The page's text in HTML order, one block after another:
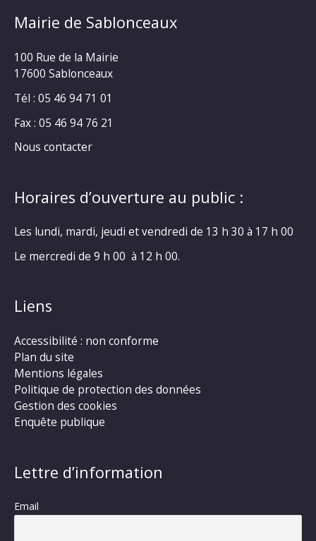
Mairie de Sablonceaux
100 Rue de la Mairie
17600 Sablonceaux
Tél : 05 46 94 71 01
Fax : 05 46 94 76 21
Nous contacter
Horaires d’ouverture au public :
Les lundi, mardi, jeudi et vendredi de 13 h 30 à 17 h 00
Le mercredi de 9 h 00 à 12 h 00.
Liens
Accessibilité : non conforme
Plan du site
Mentions légales
Politique de protection des données
Gestion des cookies
Enquête publique
Lettre d’information
Email